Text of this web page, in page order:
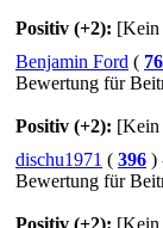
Positiv (+2): [Kein
Benjamin Ford (
Bewertung für
Positiv (+2): [Kein
dischu1971 ( 396 )
Bewertung für
Positiv (+2): [Kein